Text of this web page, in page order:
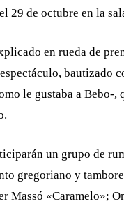
29 de octubre en la
en rueda de
bautizado
le gustaba a Bebo-
un grupo de
gregoriano y
Massó «Caramelo»;